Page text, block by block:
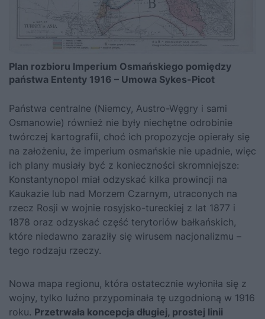
Plan rozbioru Imperium Osmańskiego pomiędzy
państwa Ententy 1916 – Umowa Sykes-Picot
Państwa centralne (Niemcy, Austro-Węgry i sami
Osmanowie) rów­nież nie były niechętne odrobinie
twórczej kartografii, choć ich propo­zycje opierały się
na założeniu, że imperium osmańskie nie upadnie, więc
ich plany musiały być z konieczności skromniejsze:
Konstantyno­pol miał odzyskać kilka prowincji na
Kaukazie lub nad Morzem Czar­nym, utraconych na
rzecz Rosji w wojnie rosyjsko-tureckiej z lat 1877 i
1878 oraz odzyskać część terytoriów bałkańskich,
które niedawno zaraziły się wirusem nacjonalizmu –
tego rodzaju rzeczy.
Nowa mapa regionu, która ostatecznie wyłoniła się z
wojny, tylko luźno przypominała tę uzgodnioną w 1916
roku. Przetrwała koncepcja długiej, prostej linii